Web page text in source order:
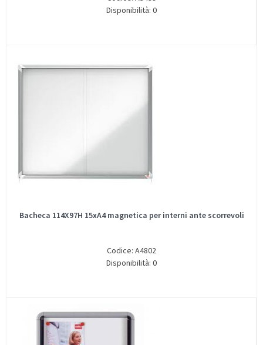
Disponibilità: 0
Bacheca 114X97H 15xA4 magnetica per interni ante scorrevoli
Codice: A4802
Disponibilità: 0